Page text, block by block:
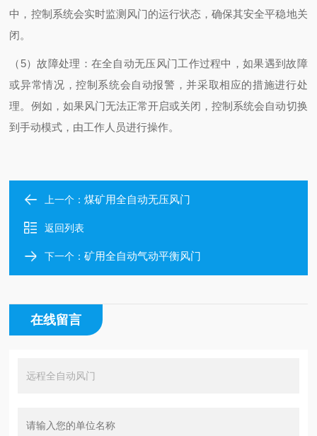
中，控制系统会实时监测风门的运行状态，确保其安全平稳地关
闭。
（5）故障处理：在全自动无压风门工作过程中，如果遇到故障
或异常情况，控制系统会自动报警，并采取相应的措施进行处
理。例如，如果风门无法正常开启或关闭，控制系统会自动切换
到手动模式，由工作人员进行操作。
上一个：煤矿用全自动无压风门
返回列表
下一个：矿用全自动气动平衡风门
在线留言